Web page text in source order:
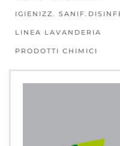
IGIENIZZ.
LINEA LAVANDERIA
PRODOTTI CHIMICI